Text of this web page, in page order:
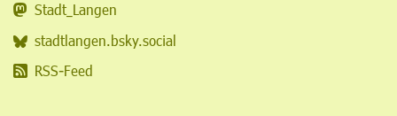
Stadt_Langen
stadtlangen.bsky.social
RSS-Feed